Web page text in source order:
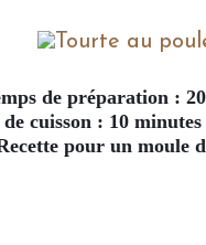
de préparation :
de cuisson : 10
pour un moule